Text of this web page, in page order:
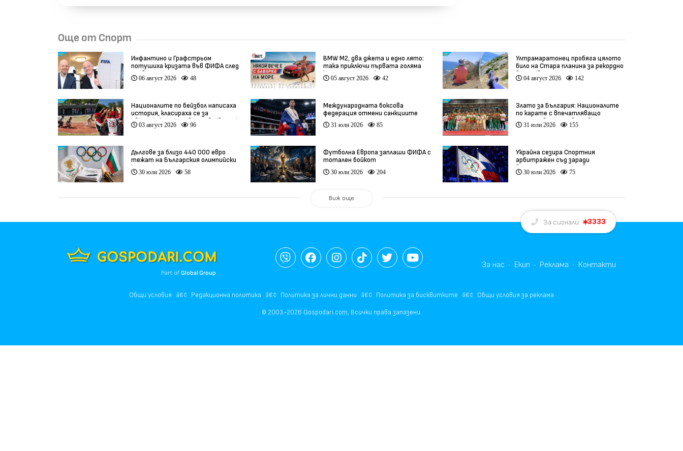
Още от Спорт
Инфантино и Графстрьом
потушиха кризата във ФИФА след
провалената сделка
06 август 2026 48
BMW М2, два джета и едно лято:
така приключи първата голяма
кампания на BET.bg
05 август 2026 42
Ултрамаратонец пробяга цялото
било на Стара планина за рекордно
време (видео)
04 август 2026 142
Националите по бейзбол написаха
история, класираха се за
Европейското първенство (видео)
03 август 2026 96
Международната боксова
федерация отмени санкциите
срещу Русия
31 юли 2026 85
Злато за България: Националите
по карате с впечатляващо
представяне на Световното
(видео)
31 юли 2026 155
Дългове за близо 440 000 евро
тежат на Българския олимпийски
комитет
30 юли 2026 58
Футболна Европа заплаши ФИФА с
тотален бойкот
30 юли 2026 204
Украйна сезира Спортния
арбитражен съд заради
връщането на Русия в
олимпийското движение
30 юли 2026 75
Виж още
За сигнали: 3333
Part ofGlobal Group
За нас Екип Реклама Контакти
Общи условия Редакционна политика Политика за лични данни Политика за бисквитките Общи условия за реклама
© 2003-2026 Gospodari.com, Всички права запазени.